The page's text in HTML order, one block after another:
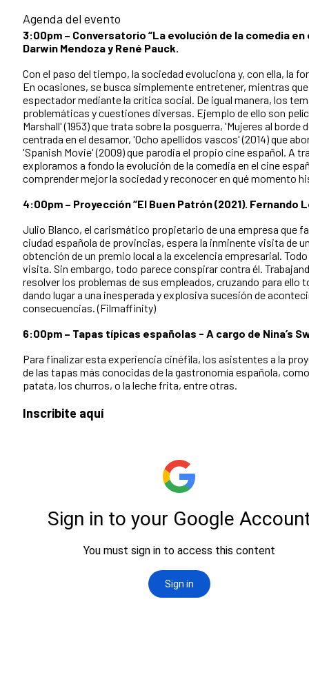
Agenda del evento
3:00pm – Conversatorio “La evolución de la comedia en
Darwin Mendoza y René Pauck.
Con el paso del tiempo, la sociedad evoluciona y, con ella, la
En ocasiones, se busca simplemente entretener, mientras
espectador mediante la crítica social. De igual manera, los
problemáticas y cuestiones diversas. Ejemplo de ello son
Marshall' (1953) que trata sobre la posguerra, 'Mujeres al borde
centrada en el desamor, 'Ocho apellidos vascos' (2014) que
'Spanish Movie' (2009) que parodia el propio cine español. A
exploramos a fondo la evolución de la comedia en el cine
comprender mejor la sociedad y reconocer en qué momento
4:00pm – Proyección “El Buen Patrón (2021). Fernando
Julio Blanco, el carismático propietario de una empresa que
ciudad española de provincias, espera la inminente visita de
obtención de un premio local a la excelencia empresarial.
visita. Sin embargo, todo parece conspirar contra él.
resolver los problemas de sus empleados, cruzando para ello
dando lugar a una inesperada y explosiva sucesión de
consecuencias. (Filmaffinity)
6:00pm – Tapas típicas españolas - A cargo de Nina’s
Para finalizar esta experiencia cinéfila, los asistentes a la
de las tapas más conocidas de la gastronomía española,
patata, los churros, o la leche frita, entre otras.
Inscribite aquí